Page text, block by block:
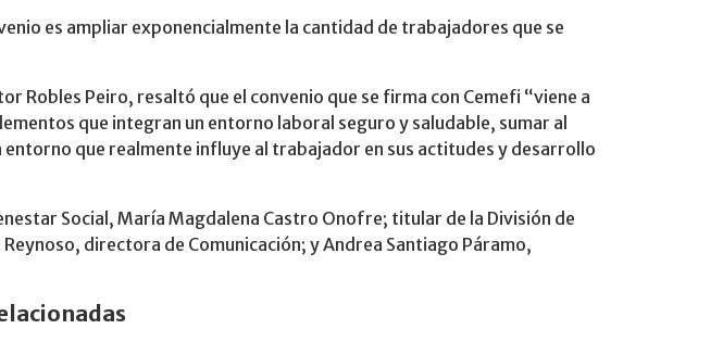
es ampliar exponencialmente la cantidad de trabajadores que se
Robles Peiro, resaltó que el convenio que se firma con Cemefi “viene a
que integran un entorno laboral seguro y saludable, sumar al
que realmente influye al trabajador en sus actitudes y desarrollo
Social, María Magdalena Castro Onofre; titular de la División de
directora de Comunicación; y Andrea Santiago Páramo,